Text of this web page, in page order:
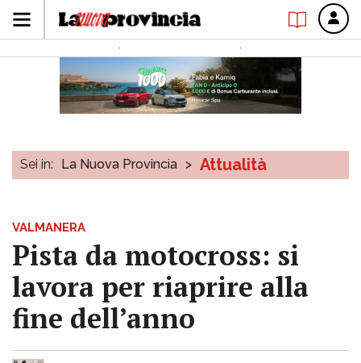
Sei in: La Nuova Provincia > Attualità
VALMANERA
Pista da motocross: si
lavora per riaprire alla
fine dell’anno